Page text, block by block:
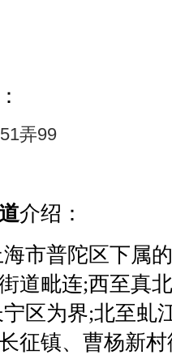
弄99
介绍：
市普陀区下属
道毗连;西至真
区为界;北至虬
征镇、曹杨新